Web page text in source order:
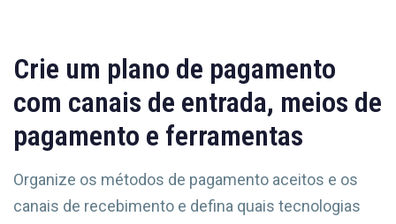
Crie um plano de pagamento
com canais de entrada, meios de
pagamento e ferramentas
Organize os métodos de pagamento aceitos e os
canais de recebimento e defina quais tecnologias